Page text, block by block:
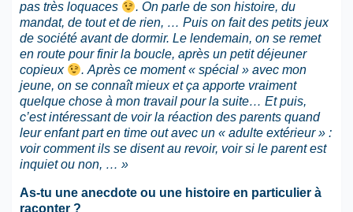
pas très loquaces
. On parle de son histoire, du
mandat, de tout et de rien, … Puis on fait des petits jeux
de société avant de dormir. Le lendemain, on se remet
en route pour finir la boucle, après un petit déjeuner
copieux
. Après ce moment « spécial » avec mon
jeune, on se connaît mieux et ça apporte vraiment
quelque chose à mon travail pour la suite… Et puis,
c’est intéressant de voir la réaction des parents quand
leur enfant part en time out avec un « adulte extérieur » :
voir comment ils se disent au revoir, voir si le parent est
inquiet ou non, … »
As-tu une anecdote ou une histoire en particulier à
raconter ?